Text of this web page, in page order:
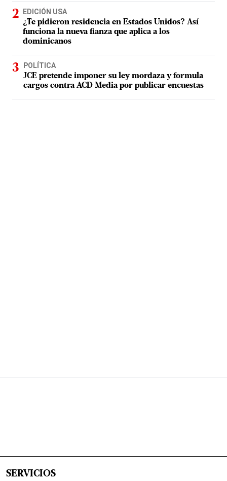
EDICIÓN USA
¿Te pidieron residencia en Estados Unidos? Así
funciona la nueva fianza que aplica a los
dominicanos
POLÍTICA
JCE pretende imponer su ley mordaza y formula
cargos contra ACD Media por publicar encuestas
SERVICIOS